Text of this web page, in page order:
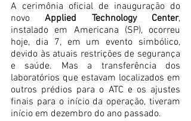
A cerimônia oficial de inauguração do
novo Applied Technology Center,
instalado em Americana (SP), ocorreu
hoje, dia 7, em um evento simbólico,
devido às atuais restrições de segurança
e saúde. Mas a transferência dos
laboratórios que estavam localizados em
outros prédios para o ATC e os ajustes
finais para o início da operação, tiveram
início em dezembro do ano passado.